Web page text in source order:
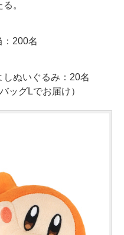
。
：200名
しぬいぐるみ：20名
ッグLでお届け）